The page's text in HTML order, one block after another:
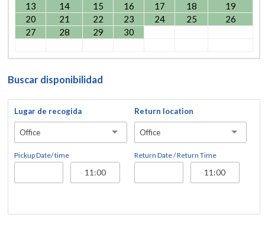
13
14 15 16 17 18
19
20
21 22 23 24 25
26
27
28 29 30
Buscar disponibilidad
Lugar de recogida
Office
Pickup Date/ time
Return location
Office
Return Date / Return Time